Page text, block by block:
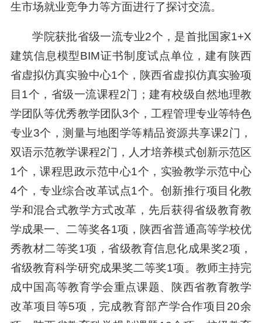
生市场就业竞争力等方面进行了探讨交流。
学院获批省级一流专业2个，是首批国家1+X
建筑信息模型BIM证书制度试点单位，建有陕西
省虚拟仿真实验中心1个，陕西省虚拟仿真实验项
目1个，省级一流课程2门；建有校级自然地理教
学团队等优秀教学团队3个，工程管理专业等特色
专业3个，测量与地图学等精品资源共享课2门，
双语示范教学课程2门，人才培养模式创新示范区
1个，课程思政示范中心1个，实验教学示范中心
4个，专业综合改革试点1个。创新推行项目化教
学和混合式教学方式改革，先后获得省级教育教
学成果一、二等奖各1项，陕西省普通高等学校优
秀教材二等奖1项，省级教育信息化成果奖2项，
省级教育科学研究成果奖二等奖1项。教师主持完
成中国高等教育学会重点课题、陕西省教育教学
改革项目等5项，完成教育部产学合作项目20余